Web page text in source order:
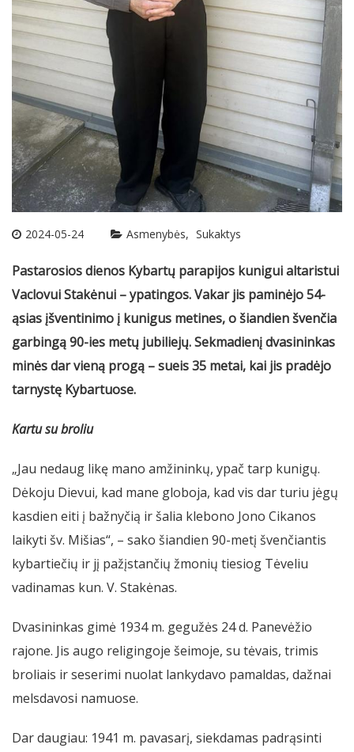
2024-05-24 Asmenybės Sukaktys
Pastarosios dienos Kybartų parapijos kunigui altaristui
Vaclovui Stakėnui – ypatingos. Vakar jis paminėjo 54-
ąsias įšventinimo į kunigus metines, o šiandien švenčia
garbingą 90-ies metų jubiliejų. Sekmadienį dvasininkas
minės dar vieną progą – sueis 35 metai, kai jis pradėjo
tarnystę Kybartuose.
Kartu su broliu
„Jau nedaug likę mano amžininkų, ypač tarp kunigų.
Dėkoju Dievui, kad mane globoja, kad vis dar turiu jėgų
kasdien eiti į bažnyčią ir šalia klebono Jono Cikanos
laikyti šv. Mišias“, – sako šiandien 90-metį švenčiantis
kybartiečių ir jį pažįstančių žmonių tiesiog Tėveliu
vadinamas kun. V. Stakėnas.
Dvasininkas gimė 1934 m. gegužės 24 d. Panevėžio
rajone. Jis augo religingoje šeimoje, su tėvais, trimis
broliais ir seserimi nuolat lankydavo pamaldas, dažnai
melsdavosi namuose.
Dar daugiau: 1941 m. pavasarį, siekdamas padrąsinti